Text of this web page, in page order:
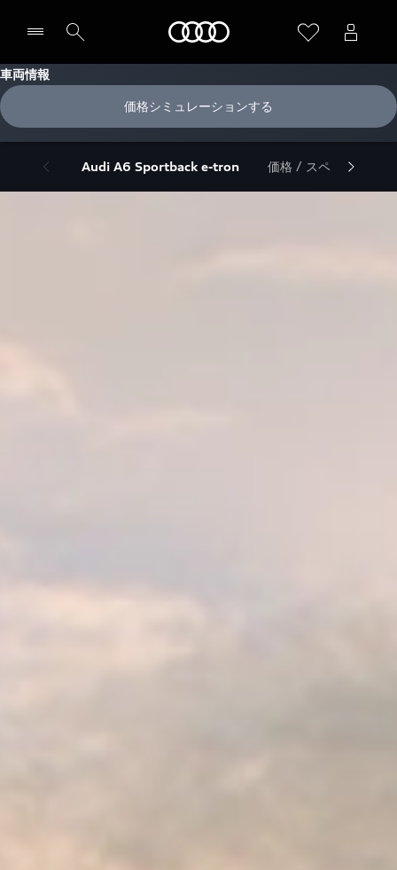
車両情報
価格シミュレーションする
Audi A6 Sportback e-tron 価格 / スペック / サイ